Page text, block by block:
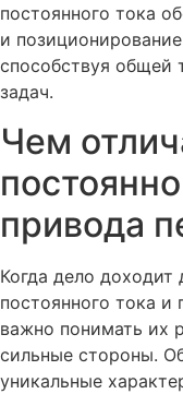
постоянного тока
и
способствуя общей
задач.
Чем
привода
Когда дело
постоянного тока и
важно понимать их
сильные стороны.
уникальные